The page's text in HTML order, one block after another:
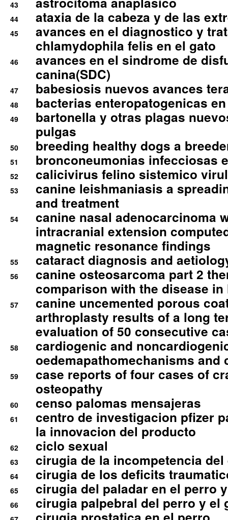
43
44 ataxia de la cabeza y de las
45
avances en el diagnostico y
chlamydophila felis en el gato
46
avances en el sindrome de
canina(SDC)
47 babesiosis nuevos avances
48 bacterias enteropatogenicas
49
bartonella y otras plagas
pulgas
50 breeding healthy dogs a
51 bronconeumonias infecciosas
52 calicivirus felino sistemico
53
canine leishmaniasis a
and treatment
54
canine nasal adenocarcinoma
intracranial extension
magnetic resonance findings
55 cataract diagnosis and
56
canine osteosarcoma part 2
comparison with the disease in
57
canine uncemented porous
arthroplasty results of a long
evaluation of 50 consecutive
58
cardiogenic and
oedemapathomechanisms and
59
case reports of four cases of
osteopathy
60 censo palomas mensajeras
61
centro de investigacion pfizer
la innovacion del producto
62 ciclo sexual
63 cirugia de la incompetencia
64 cirugia de los deficits
65 cirugia del paladar en el perro
66 cirugia palpebral del perro y el